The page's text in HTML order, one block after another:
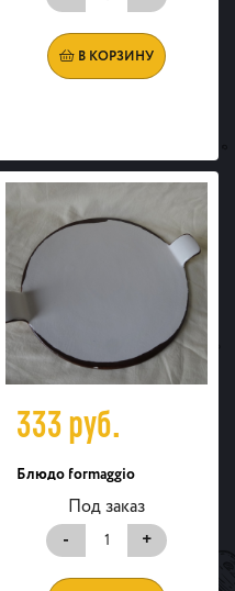
В КОРЗИНУ
333руб.
Блюдо formaggio
Под заказ
-
+